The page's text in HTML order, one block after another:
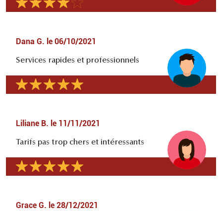
Dana G. le 06/10/2021
Services rapides et professionnels
Liliane B. le 11/11/2021
Tarifs pas trop chers et intéressants
Grace G. le 28/12/2021